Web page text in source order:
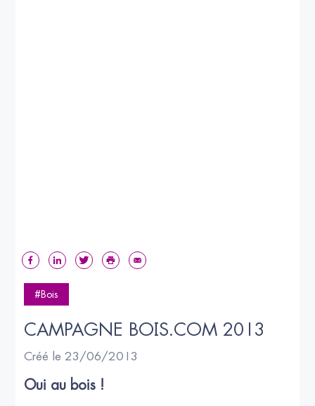
#Bois
CAMPAGNE BOIS.COM 2013
Créé le 23/06/2013
Oui au bois !